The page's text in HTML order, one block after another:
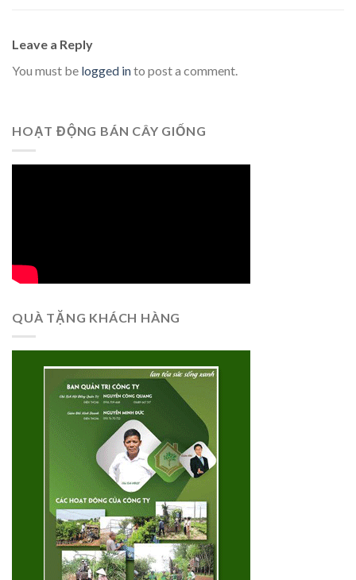
Leave a Reply
You must be logged into post a comment.
HOẠT ĐỘNG BÁN CÂY GIỐNG
QUÀ TẶNG KHÁCH HÀNG